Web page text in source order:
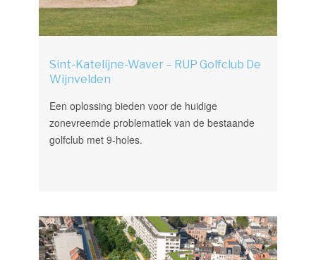
Sint-Katelijne-Waver – RUP Golfclub De
Wijnvelden
Een oplossing bieden voor de huidige
zonevreemde problematiek van de bestaande
golfclub met 9-holes.